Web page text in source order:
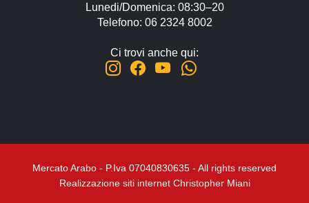
Lunedi/Domenica: 08:30–20
Telefono: 06 2324 8002
Ci trovi anche qui:
Mercato Arabo - P.Iva 07040830635 - All rights reserved
Realizzazione siti internet Christopher Miani